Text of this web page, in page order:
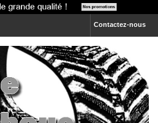
Contactez-nous